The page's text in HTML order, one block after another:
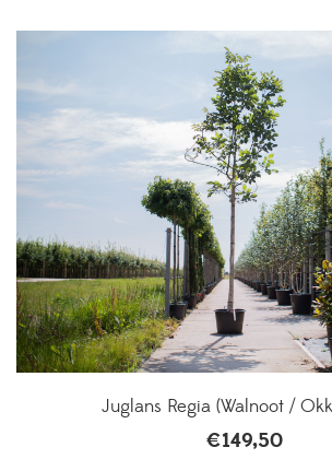
Juglans Regia (Walnoot /
€149,50